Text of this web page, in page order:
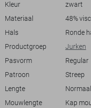
De totale lengte is 96 cm bij
Kleur
zwart
Materiaal
48%
Hals
Ronde
Productgroep
Jurken
Pasvorm
Regular
Patroon
Streep
Lengte
Normaal
Mouwlengte
Kap